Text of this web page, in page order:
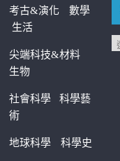
考古&演化
數學
生活
尖端科技&材料
生物
社會科學科學藝
術
地球科學 科學史